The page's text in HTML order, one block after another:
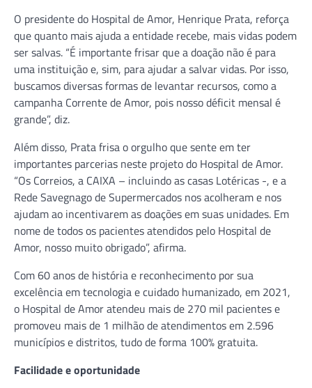
O presidente do Hospital de Amor, Henrique Prata, reforça
que quanto mais ajuda a entidade recebe, mais vidas podem
ser salvas. “É importante frisar que a doação não é para
uma instituição e, sim, para ajudar a salvar vidas. Por isso,
buscamos diversas formas de levantar recursos, como a
campanha Corrente de Amor, pois nosso déficit mensal é
grande”, diz.
Além disso, Prata frisa o orgulho que sente em ter
importantes parcerias neste projeto do Hospital de Amor.
“Os Correios, a CAIXA – incluindo as casas Lotéricas -, e a
Rede Savegnago de Supermercados nos acolheram e nos
ajudam ao incentivarem as doações em suas unidades. Em
nome de todos os pacientes atendidos pelo Hospital de
Amor, nosso muito obrigado”, afirma.
Com 60 anos de história e reconhecimento por sua
excelência em tecnologia e cuidado humanizado, em 2021,
o Hospital de Amor atendeu mais de 270 mil pacientes e
promoveu mais de 1 milhão de atendimentos em 2.596
municípios e distritos, tudo de forma 100% gratuita.
Facilidade e oportunidade